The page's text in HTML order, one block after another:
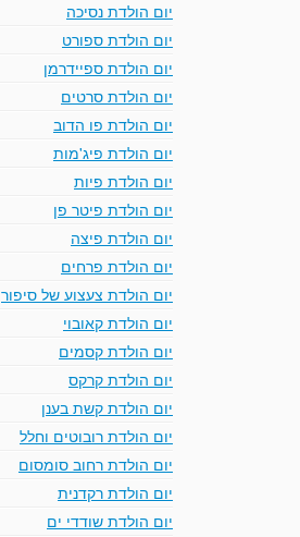
יום הולדת נסיכה
יום הולדת ספורט
יום הולדת ספיידרמן
יום הולדת סרטים
יום הולדת פו הדוב
יום הולדת פיג'מות
יום הולדת פיות
יום הולדת פיטר פן
יום הולדת פיצה
יום הולדת פרחים
יום הולדת צעצוע של סיפור
יום הולדת קאובוי
יום הולדת קסמים
יום הולדת קרקס
יום הולדת קשת בענן
יום הולדת רובוטים וחלל
יום הולדת רחוב סומסום
יום הולדת רקדנית
יום הולדת שודדי ים